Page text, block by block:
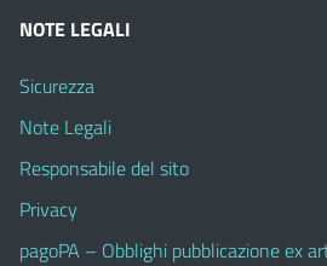
NOTE LEGALI
Sicurezza
Note Legali
Responsabile del sito
Privacy
pagoPA – Obblighi pubblicazione ex